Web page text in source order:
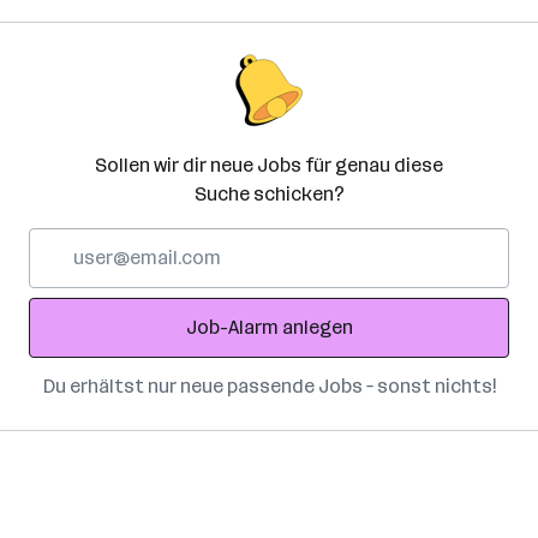
Sollen wir dir neue Jobs für genau diese
Suche schicken?
Adresse
Job-Alarm anlegen
Du erhältst nur neue passende Jobs – sonst nichts!